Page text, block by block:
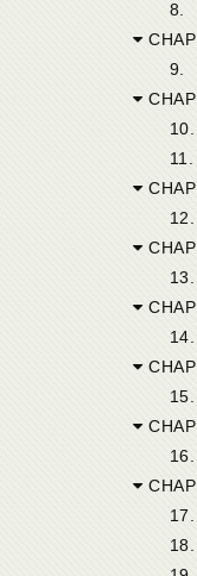
8.
CHAPITRE
9.
10.
11.
CHAPITRE
12.
CHAPITRE XI.
13.
CHAPITRE
14.
15.
CHAPITRE
16.
CHAPITRE
17.
18.